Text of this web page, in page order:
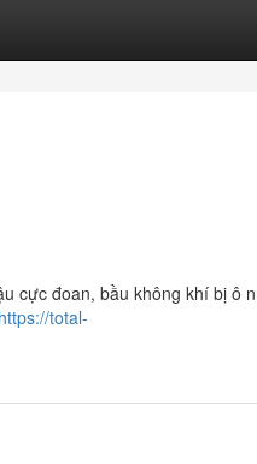
cực đoan, bầu không khí bị ô
https://total-